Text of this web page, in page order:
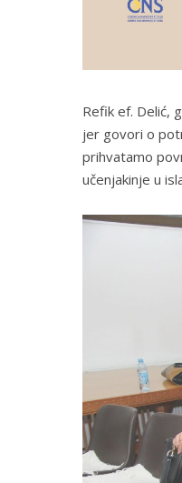
Refik ef. Delić,
jer govori o
prihvatamo
učenjakinje u